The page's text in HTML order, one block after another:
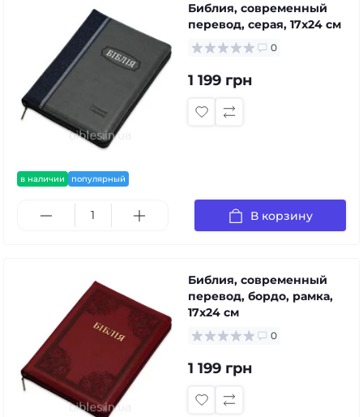
в наличии популярный
Библия, современный
перевод, серая, 17x24 см
0
1 199 грн
В корзину
Библия, современный
перевод, бордо, рамка,
17x24 см
0
1 199 грн